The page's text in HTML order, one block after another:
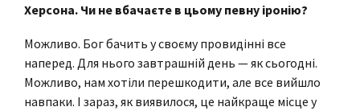
Херсона. Чи не вбачаєте в цьому певну іронію?
Можливо. Бог бачить у своєму провидінні все
наперед. Для нього завтрашній день — як сьогодні.
Можливо, нам хотіли перешкодити, але все вийшло
навпаки. І зараз, як виявилося, це найкраще місце у